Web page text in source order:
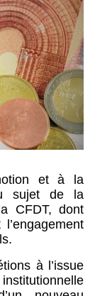
et à la
sujet de la
CFDT, dont
à l’issue